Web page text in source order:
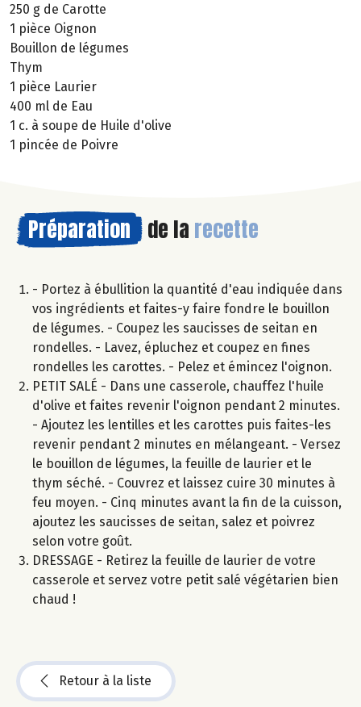
250 g de Carotte
1 pièce Oignon
Bouillon de légumes
Thym
1 pièce Laurier
400 ml de Eau
1 c. à soupe de Huile d'olive
1 pincée de Poivre
Préparation de la recette
- Portez à ébullition la quantité d'eau indiquée dans
vos ingrédients et faites-y faire fondre le bouillon
de légumes. - Coupez les saucisses de seitan en
rondelles. - Lavez, épluchez et coupez en fines
rondelles les carottes. - Pelez et émincez l'oignon.
PETIT SALÉ - Dans une casserole, chauffez l'huile
d'olive et faites revenir l'oignon pendant 2 minutes.
- Ajoutez les lentilles et les carottes puis faites-les
revenir pendant 2 minutes en mélangeant. - Versez
le bouillon de légumes, la feuille de laurier et le
thym séché. - Couvrez et laissez cuire 30 minutes à
feu moyen. - Cinq minutes avant la fin de la cuisson,
ajoutez les saucisses de seitan, salez et poivrez
selon votre goût.
DRESSAGE - Retirez la feuille de laurier de votre
casserole et servez votre petit salé végétarien bien
chaud !
Retour à la liste